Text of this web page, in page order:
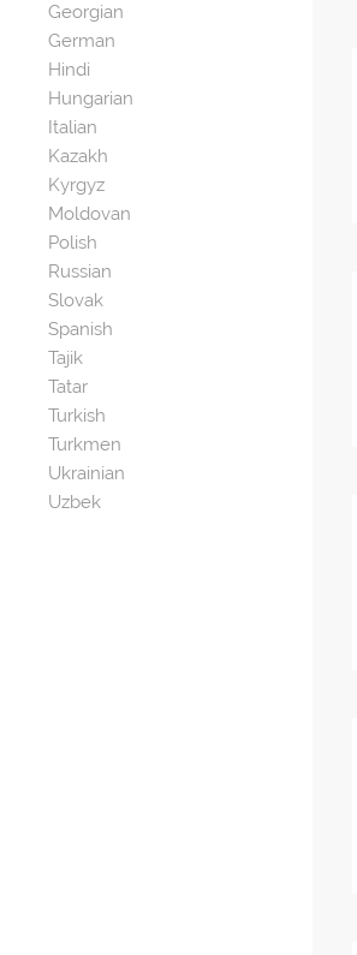
Georgian
German
Hindi
Hungarian
Italian
Kazakh
Kyrgyz
Moldovan
Polish
Russian
Slovak
Spanish
Tajik
Tatar
Turkish
Turkmen
Ukrainian
Uzbek